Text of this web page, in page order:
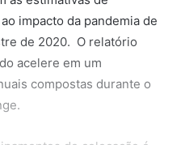
impacto da pandemia de
de 2020. O relatório
acelere em um
compostas durante o